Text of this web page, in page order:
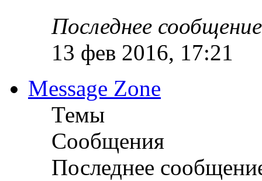
Последнее сообщение
13 фев 2016, 17:21
Message Zone
Темы
Сообщения
Последнее